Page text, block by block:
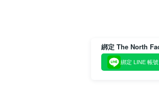
綁定 LINE 帳號